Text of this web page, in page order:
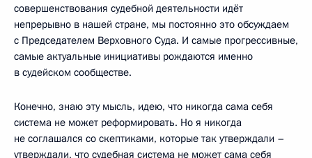
совершенствования судебной деятельности идёт
непрерывно в нашей стране, мы постоянно это обсуждаем
с Председателем Верховного Суда. И самые прогрессивные,
самые актуальные инициативы рождаются именно
в судейском сообществе.
Конечно, знаю эту мысль, идею, что никогда сама себя
система не может реформировать. Но я никогда
не соглашался со скептиками, которые так утверждали –
утверждали, что судебная система не может сама себя